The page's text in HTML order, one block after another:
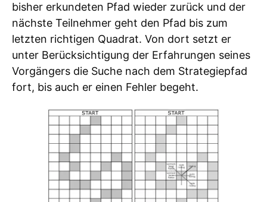
bisher erkundeten Pfad wieder zurück und der
nächste Teilnehmer geht den Pfad bis zum
letzten richtigen Quadrat. Von dort setzt er
unter Berücksichtigung der Erfahrungen seines
Vorgängers die Suche nach dem Strategiepfad
fort, bis auch er einen Fehler begeht.